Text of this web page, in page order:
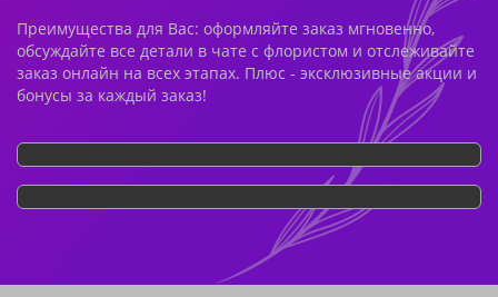
Преимущества для Вас: оформляйте заказ мгновенно,
обсуждайте все детали в чате с флористом и отслеживайте
заказ онлайн на всех этапах. Плюс - эксклюзивные акции и
бонусы за каждый заказ!